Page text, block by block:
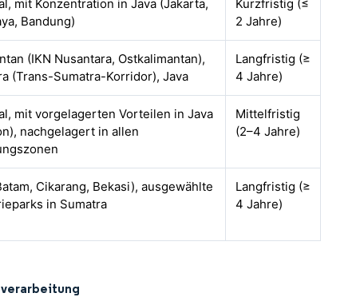
mit Konzentration in Java (Jakarta,
Bandung)
Kurzfristig (≤
2 Jahre)
(IKN Nusantara, Ostkalimantan),
(Trans-Sumatra-Korridor), Java
Langfristig (≥
4 Jahre)
mit vorgelagerten Vorteilen in Java
nachgelagert in allen
Mittelfristig
(2–4 Jahre)
Cikarang, Bekasi), ausgewählte
in Sumatra
Langfristig (≥
4 Jahre)